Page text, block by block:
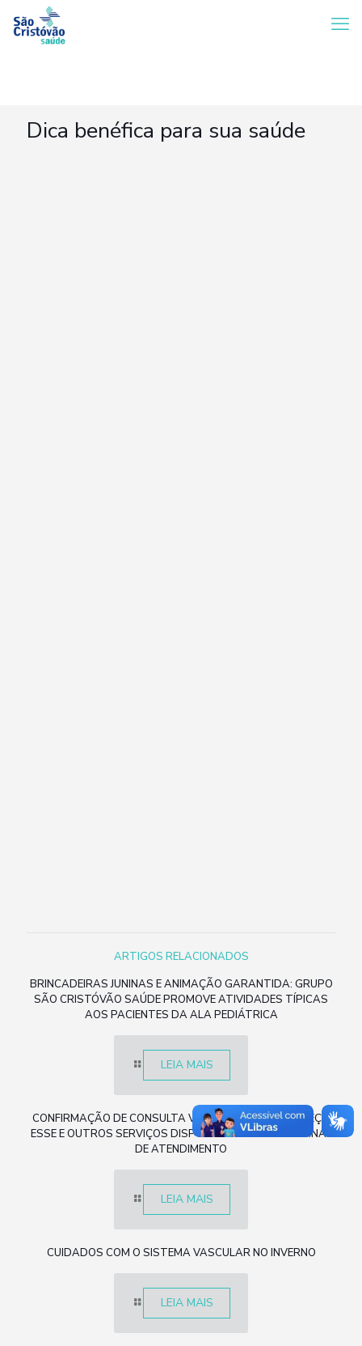
Dica benéfica para sua saúde
ARTIGOS RELACIONADOS
BRINCADEIRAS JUNINAS E ANIMAÇÃO GARANTIDA: GRUPO
SÃO CRISTÓVÃO SAÚDE PROMOVE ATIVIDADES TÍPICAS
AOS PACIENTES DA ALA PEDIÁTRICA
LEIA MAIS
CONFIRMAÇÃO DE CONSULTA VIA WHATSAPP: CONHEÇA
ESSE E OUTROS SERVIÇOS DISPONÍVEIS EM NOSSO CANAL
DE ATENDIMENTO
LEIA MAIS
CUIDADOS COM O SISTEMA VASCULAR NO INVERNO
LEIA MAIS